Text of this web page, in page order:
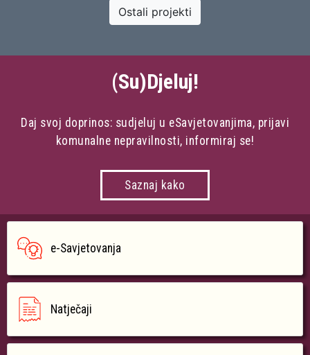
Ostali projekti
(Su)Djeluj!
Daj svoj doprinos: sudjeluj u eSavjetovanjima, prijavi
komunalne nepravilnosti, informiraj se!
Saznaj kako
e-Savjetovanja
Natječaji